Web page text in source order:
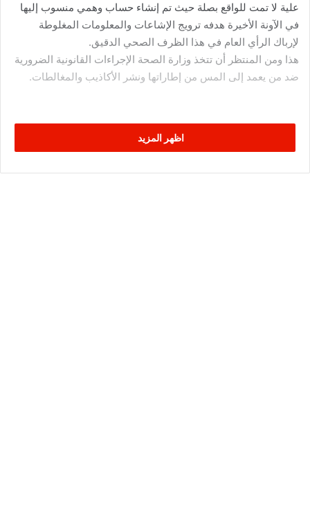
علية لا تمت للواقع بصلة حيث تم إنشاء حساب وهمي منسوب إليها
في الآونة الأخيرة هدفه ترويج الإشاعات والمعلومات المغلوطة
لإرباك الرأي العام في هذا الظرف الصحي الدقيق.
هذا ومن المنتظر أن تتخذ وزارة الصحة الإجراءات القانونية الضرورية
ضد من يعمد إلى المس من إطاراتها ونشر الأكاذيب والمغالطات.
اظهر المزيد